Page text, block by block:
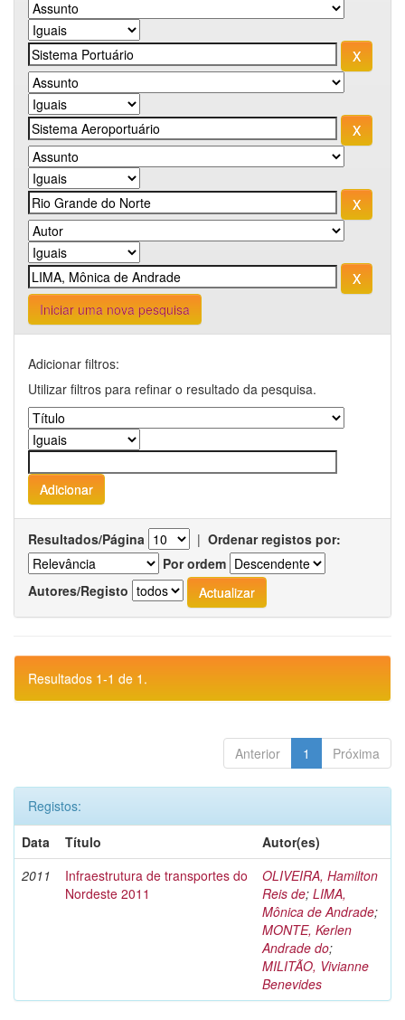
Iniciar uma nova pesquisa
Adicionar filtros:
Utilizar filtros para refinar o resultado da pesquisa.
Resultados/Página | Ordenar registos por:
Por ordem
Autores/Registo
Resultados 1-1 de 1.
Anterior 1 Próxima
Registos:
Data
Título
Autor(es)
2011
Infraestrutura de transportes do
Nordeste 2011
OLIVEIRA, Hamilton
Reis de; LIMA,
Mônica de Andrade;
MONTE, Kerlen
Andrade do;
MILITÃO, Vivianne
Benevides